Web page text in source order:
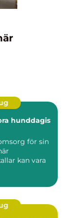
hunddagis
för sin
kan vara